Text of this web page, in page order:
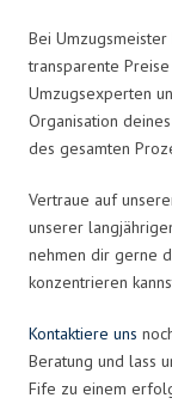
Bei
transparente
Umzugsexperten
Organisation
des gesamten
Vertraue auf
unserer
nehmen dir gerne
konzentrieren
Kontaktiere uns
Beratung und lass
Fife zu einem